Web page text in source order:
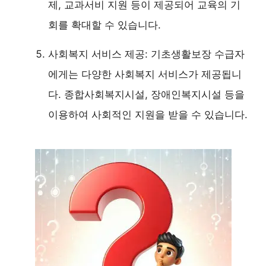
제, 교과서비 지원 등이 제공되어 교육의 기
회를 확대할 수 있습니다.
사회복지 서비스 제공: 기초생활보장 수급자
에게는 다양한 사회복지 서비스가 제공됩니
다. 종합사회복지시설, 장애인복지시설 등을
이용하여 사회적인 지원을 받을 수 있습니다.